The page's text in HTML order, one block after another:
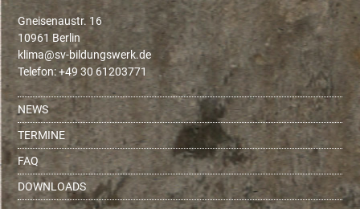
Gneisenaustr. 16
10961 Berlin
ed.krewsgnudlib-vs@amilk
Telefon: +49 30 61203771
NEWS
TERMINE
FAQ
DOWNLOADS